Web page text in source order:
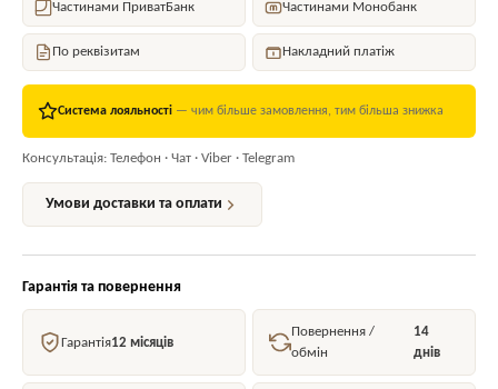
Частинами ПриватБанк Частинами Монобанк
По реквізитам Накладний платіж
Система лояльності — чим більше замовлення, тим більша знижка
Консультація: Телефон · Чат · Viber · Telegram
Умови доставки та оплати
Гарантія та повернення
Гарантія12 місяців
Повернення /
обмін
14
днів